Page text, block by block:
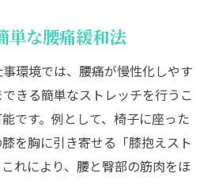
単な腰痛緩和法
環境では、腰痛が慢性化しやす
きる簡単なストレッチを行うこ
です。例として、椅子に座った
を胸に引き寄せる「膝抱えスト
れにより、腰と臀部の筋肉をほ